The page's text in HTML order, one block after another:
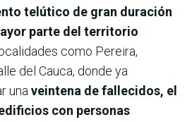
telútico de gran duración
parte del territorio
como Pereira,
del Cauca, donde ya
una veintena de fallecidos, el
con personas